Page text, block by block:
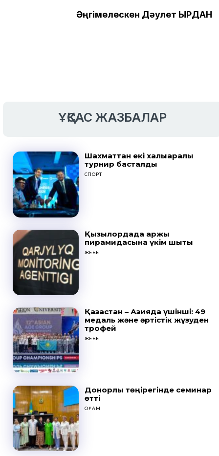
Әңгімелескен Дәулет ҚЫРДАН
ҰҚСАС ЖАЗБАЛАР
Шахматтан екі халықаралық
турнир басталды
СПОРТ
Қызылордада қаржы
пирамидасына үкім шықты
ЖЕБЕ
Қазақстан – Азияда үшінші: 49
медаль және әртістік жүзуден
трофей
ЖЕБЕ
Донорлық төңірегінде семинар
өтті
ҚОҒАМ